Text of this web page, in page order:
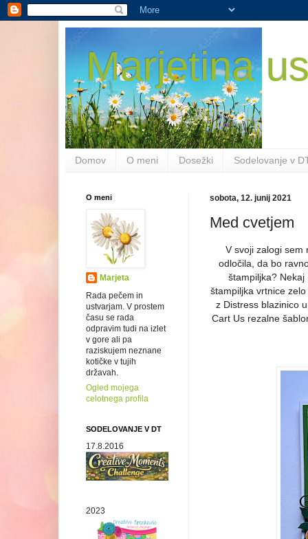
Marjetina
Domov O meni Dosežki Sodelovanje v
sobota, 12. junij 2021
Med cvetjem
V svoji zalogi sem
odločila, da bo
štampiljka?
štampiljka vrtnice
z Distress blazinico
Cart Us rezalne
O meni
Marjeta
Rada pečem in
ustvarjam. V prostem
času se rada
odpravim tudi na izlet
v gore ali pa
raziskujem neznane
kotičke v tujih
državah.
Ogled mojega
celotnega profila
SODELOVANJE V DT
17.8.2016
2023